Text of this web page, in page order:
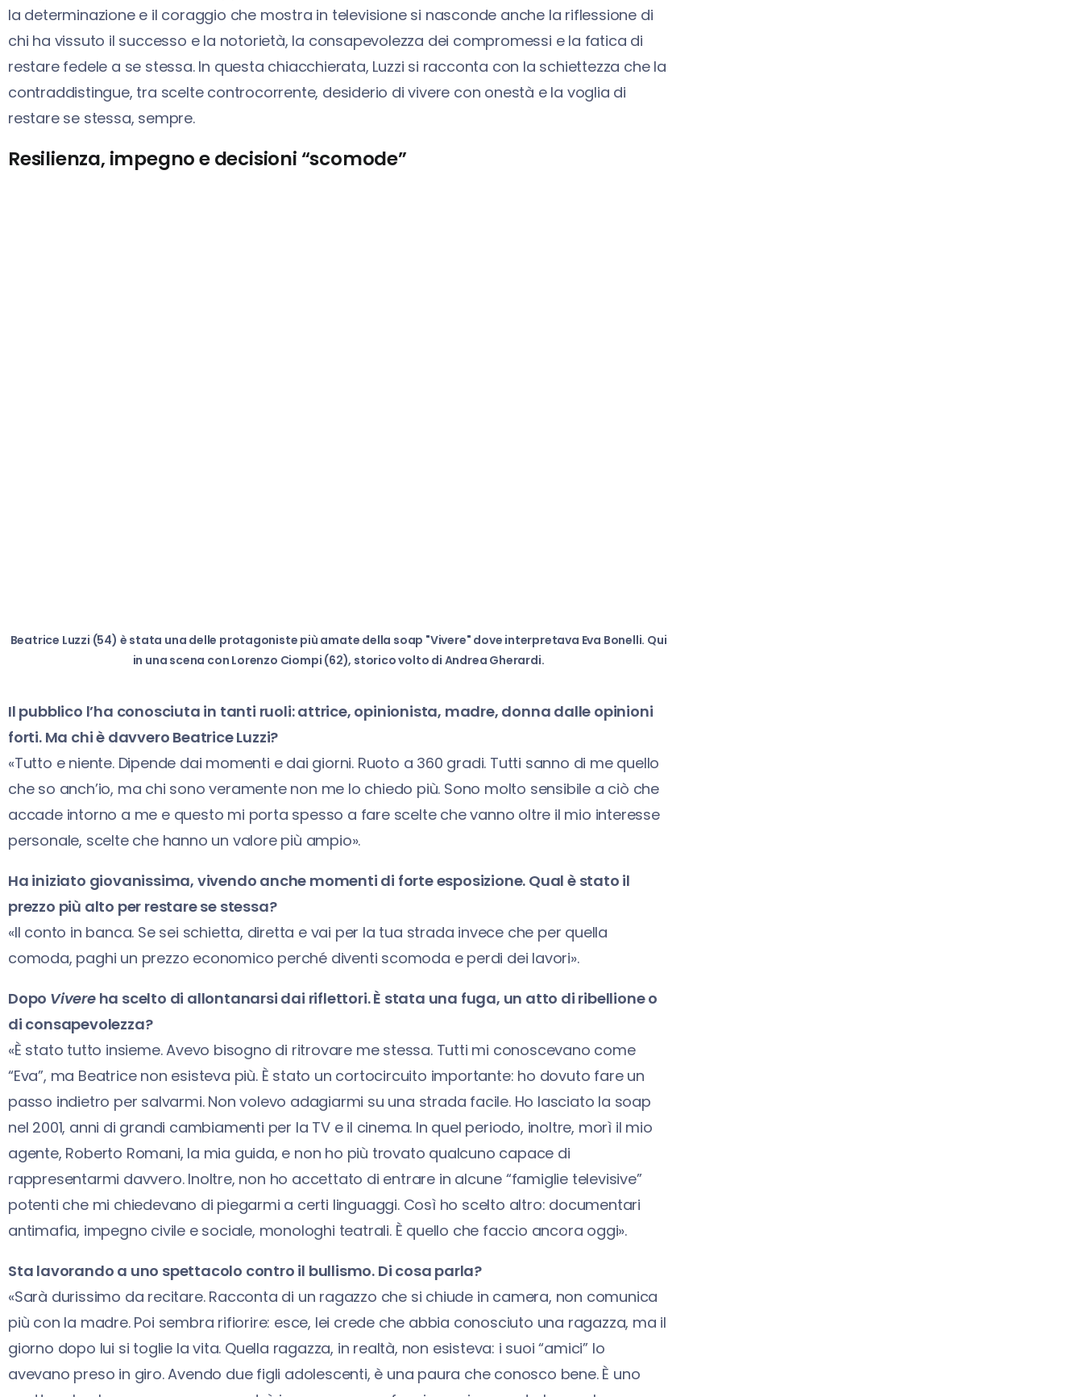
la determinazione e il coraggio che mostra in televisione si nasconde anche la riflessione di
chi ha vissuto il successo e la notorietà, la consapevolezza dei compromessi e la fatica di
restare fedele a se stessa. In questa chiacchierata, Luzzi si racconta con la schiettezza che la
contraddistingue, tra scelte controcorrente, desiderio di vivere con onestà e la voglia di
restare se stessa, sempre.
Resilienza, impegno e decisioni “scomode”
Beatrice Luzzi (54) è stata una delle protagoniste più amate della soap "Vivere" dove interpretava Eva Bonelli. Qui
in una scena con Lorenzo Ciompi (62), storico volto di Andrea Gherardi.
Il pubblico l’ha conosciuta in tanti ruoli: attrice, opinionista, madre, donna dalle opinioni
forti. Ma chi è davvero Beatrice Luzzi?
«Tutto e niente. Dipende dai momenti e dai giorni. Ruoto a 360 gradi. Tutti sanno di me quello
che so anch’io, ma chi sono veramente non me lo chiedo più. Sono molto sensibile a ciò che
accade intorno a me e questo mi porta spesso a fare scelte che vanno oltre il mio interesse
personale, scelte che hanno un valore più ampio».
Ha iniziato giovanissima, vivendo anche momenti di forte esposizione. Qual è stato il
prezzo più alto per restare se stessa?
«Il conto in banca. Se sei schietta, diretta e vai per la tua strada invece che per quella
comoda, paghi un prezzo economico perché diventi scomoda e perdi dei lavori».
Dopo Vivereha scelto di allontanarsi dai riflettori. È stata una fuga, un atto di ribellione o
di consapevolezza?
«È stato tutto insieme. Avevo bisogno di ritrovare me stessa. Tutti mi conoscevano come
“Eva”, ma Beatrice non esisteva più. È stato un cortocircuito importante: ho dovuto fare un
passo indietro per salvarmi. Non volevo adagiarmi su una strada facile. Ho lasciato la soap
nel 2001, anni di grandi cambiamenti per la TV e il cinema. In quel periodo, inoltre, morì il mio
agente, Roberto Romani, la mia guida, e non ho più trovato qualcuno capace di
rappresentarmi davvero. Inoltre, non ho accettato di entrare in alcune “famiglie televisive”
potenti che mi chiedevano di piegarmi a certi linguaggi. Così ho scelto altro: documentari
antimafia, impegno civile e sociale, monologhi teatrali. È quello che faccio ancora oggi».
Sta lavorando a uno spettacolo contro il bullismo. Di cosa parla?
«Sarà durissimo da recitare. Racconta di un ragazzo che si chiude in camera, non comunica
più con la madre. Poi sembra rifiorire: esce, lei crede che abbia conosciuto una ragazza, ma il
giorno dopo lui si toglie la vita. Quella ragazza, in realtà, non esisteva: i suoi “amici” lo
avevano preso in giro. Avendo due figli adolescenti, è una paura che conosco bene. È uno